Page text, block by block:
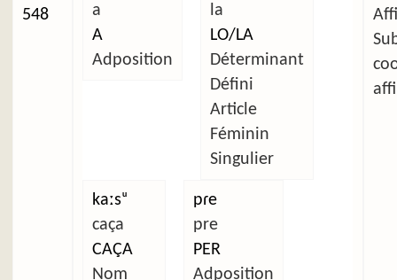
548
a
A
Adposition
la
LO/LA
Déterminant
Défini
Article
Féminin
Singulier
kaːsᵘ
caça
CAÇA
Nom
pɾe
pre
PER
Adposition